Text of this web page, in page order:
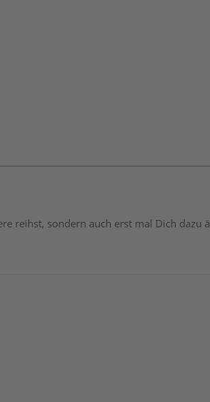
reihst, sondern auch erst mal Dich dazu